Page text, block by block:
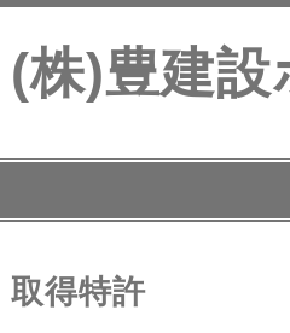
(株)豊建
取得特許